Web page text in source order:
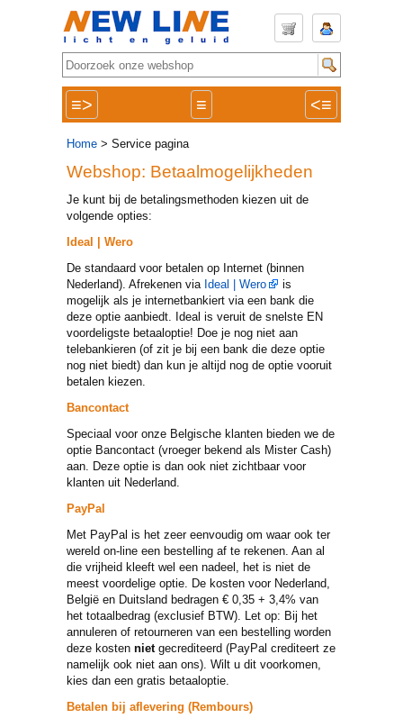
≡> ≡ <≡
Home > Service pagina
Webshop: Betaalmogelijkheden
Je kunt bij de betalingsmethoden kiezen uit de
volgende opties:
Ideal | Wero
De standaard voor betalen op Internet (binnen
Nederland). Afrekenen via Ideal | Wero
is
mogelijk als je internetbankiert via een bank die
deze optie aanbiedt. Ideal is veruit de snelste EN
voordeligste betaaloptie! Doe je nog niet aan
telebankieren (of zit je bij een bank die deze optie
nog niet biedt) dan kun je altijd nog de optie vooruit
betalen kiezen.
Bancontact
Speciaal voor onze Belgische klanten bieden we de
optie Bancontact (vroeger bekend als Mister Cash)
aan. Deze optie is dan ook niet zichtbaar voor
klanten uit Nederland.
PayPal
Met PayPal is het zeer eenvoudig om waar ook ter
wereld on-line een bestelling af te rekenen. Aan al
die vrijheid kleeft wel een nadeel, het is niet de
meest voordelige optie. De kosten voor Nederland,
België en Duitsland bedragen € 0,35 + 3,4% van
het totaalbedrag (exclusief BTW). Let op: Bij het
annuleren of retourneren van een bestelling worden
deze kosten nietgecrediteerd (PayPal crediteert ze
namelijk ook niet aan ons). Wilt u dit voorkomen,
kies dan een gratis betaaloptie.
Betalen bij aflevering (Rembours)